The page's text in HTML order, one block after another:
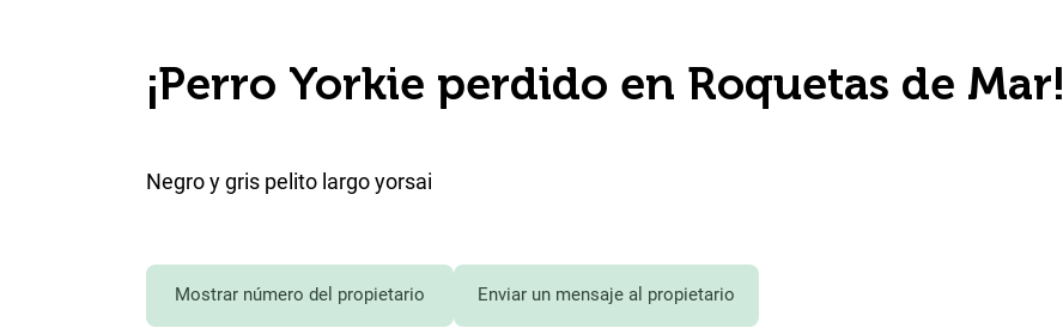
¡Perro Yorkie perdido en Roquetas de Mar!
Negro y gris pelito largo yorsai
Mostrar número del propietario Enviar un mensaje al propietario